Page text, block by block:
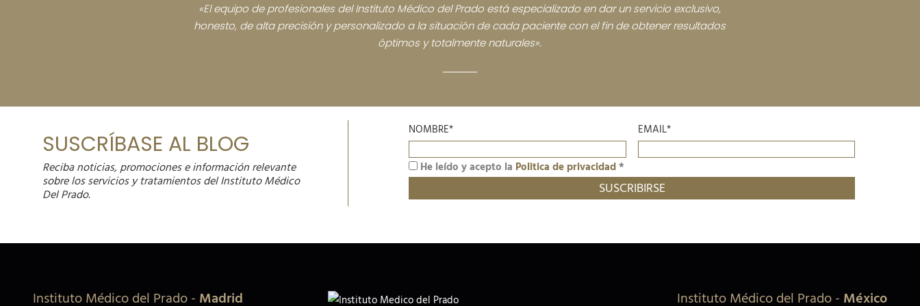
«El equipo de profesionales del Instituto Médico del Prado está especializado en dar un servicio exclusivo,
honesto, de alta precisión y personalizado a la situación de cada paciente con el fin de obtener resultados
óptimos y totalmente naturales».
SUSCRÍBASE AL BLOG
Reciba noticias, promociones e información relevante
sobre los servicios y tratamientos del Instituto Médico
Del Prado.
NOMBRE* EMAIL*
He leído y acepto la Politica de privacidad*
Instituto Médico del Prado- Madrid Instituto Médico del Prado- México